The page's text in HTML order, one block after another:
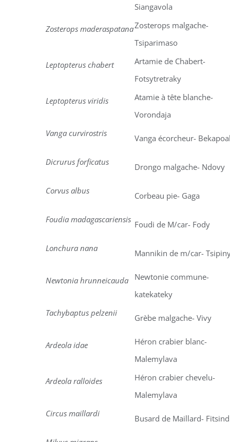
Siangavola
Zosterops maderaspatanaZosterops malgache-
Tsiparimaso
Leptopterus chabert
Artamie de Chabert-
Fotsytretraky
Leptopterus viridis
Atamie à tête blanche-
Vorondaja
Vanga curvirostris
Vanga écorcheur-
Dicrurus forficatus Drongo malgache- Ndovy
Corvus albus Corbeau pie- Gaga
Foudia madagascariensis Foudi de M/car- Fody
Lonchura nana Mannikin de m/car-
Newtonia hrunneicauda
Newtonie commune-
katekateky
Tachybaptus pelzenii
Grèbe malgache- Vivy
Ardeola idae
Héron crabier blanc-
Malemylava
Ardeola ralloides
Héron crabier chevelu-
Malemylava
Circus maillardi
Busard de Maillard-